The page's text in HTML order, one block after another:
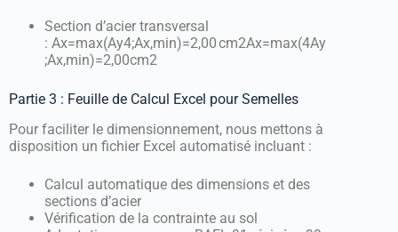
Section d’acier transversal
: Ax=max⁡(Ay4;Ax,min)=2,00 cm2Ax=max(4Ay
;Ax,min)=2,00cm2
Partie 3 : Feuille de Calcul Excel pour Semelles
Pour faciliter le dimensionnement, nous mettons à
disposition un fichier Excel automatisé incluant :
Calcul automatique des dimensions et des
sections d’acier
Vérification de la contrainte au sol